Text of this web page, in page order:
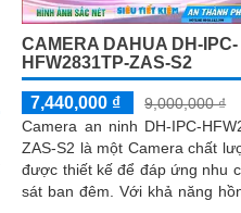
CAMERA DAHUA DH-IPC-
HFW2831TP-ZAS-S2
7,440,000 ₫
9,000,000 ₫
Camera an ninh DH-IPC-
ZAS-S2 là một Camera chất
được thiết kế để đáp ứng nhu
sát ban đêm. Với khả năng hồng ngoại